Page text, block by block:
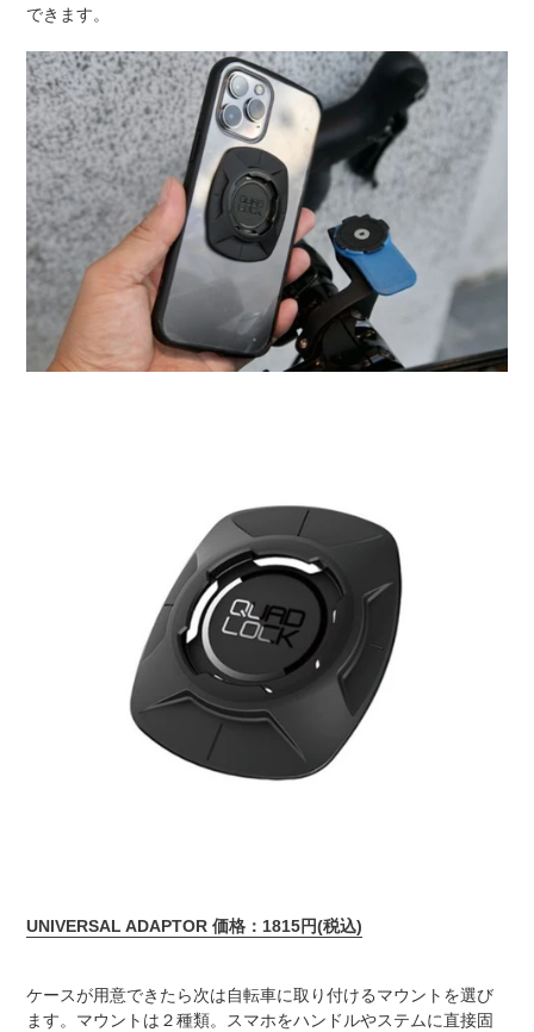
できます。
UNIVERSAL ADAPTOR 価格：1815円(税込)
ケースが用意できたら次は自転車に取り付けるマウントを選び
ます。マウントは２種類。スマホをハンドルやステムに直接固